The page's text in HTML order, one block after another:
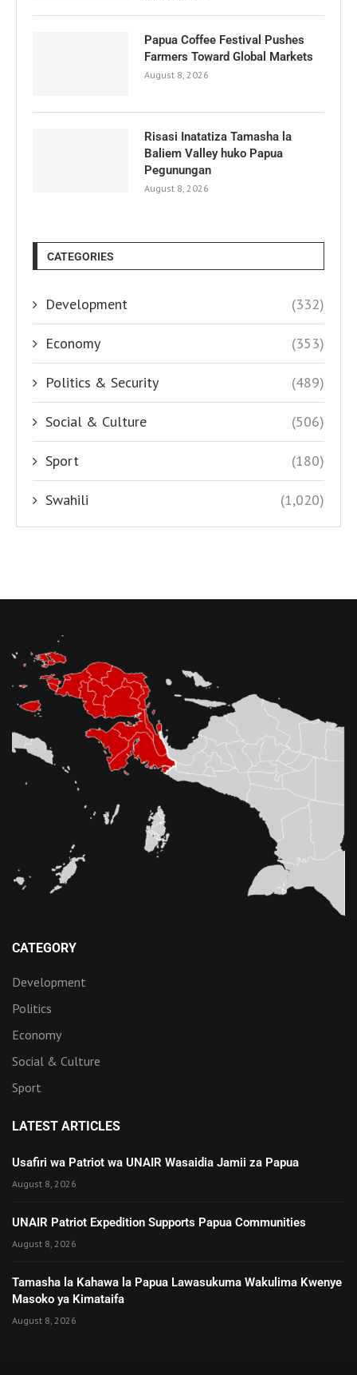
Papua Coffee Festival Pushes
Farmers Toward Global Markets
August 8, 2026
Risasi Inatatiza Tamasha la
Baliem Valley huko Papua
Pegunungan
August 8, 2026
CATEGORIES
Development (332)
Economy (353)
Politics & Security (489)
Social & Culture (506)
Sport (180)
Swahili (1,020)
CATEGORY
Development
Politics
Economy
Social & Culture
Sport
LATEST ARTICLES
Usafiri wa Patriot wa UNAIR Wasaidia Jamii za Papua
August 8, 2026
UNAIR Patriot Expedition Supports Papua Communities
August 8, 2026
Tamasha la Kahawa la Papua Lawasukuma Wakulima Kwenye
Masoko ya Kimataifa
August 8, 2026